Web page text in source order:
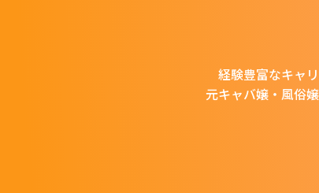
経験豊富なキャ
元キャバ嬢・風俗